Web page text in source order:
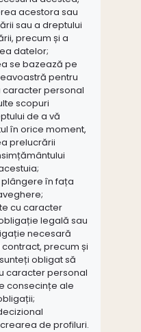
acestora sau
sau a dreptului
precum și a
datelor;
se bazează pe
pentru
personal
scopuri
de a vă
în orice moment,
prelucrării
în fața
cu caracter
legală sau
necesară
precum și
obligat să
caracter personal
consecințe ale
de profiluri.